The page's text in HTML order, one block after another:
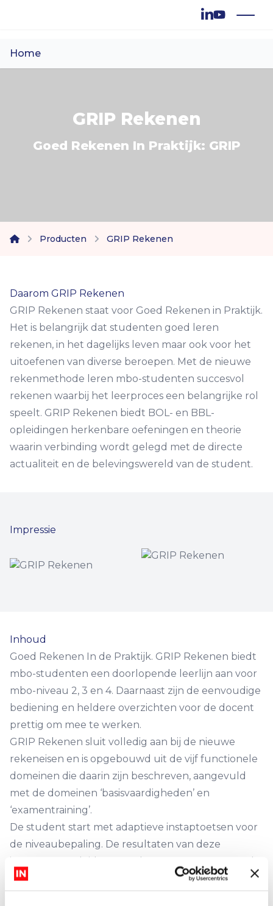
Home
Evenementen
Contact
GRIP Rekenen
Goed Rekenen In Praktijk: GRIP
Producten GRIP Rekenen
Daarom GRIP Rekenen
GRIP Rekenen staat voor Goed Rekenen in Praktijk.
Het is belangrijk dat studenten goed leren
rekenen, in het dagelijks leven maar ook voor het
uitoefenen van diverse beroepen. Met de nieuwe
rekenmethode leren mbo-studenten succesvol
rekenen waarbij het leerproces een belangrijke rol
speelt. GRIP Rekenen biedt BOL- en BBL-
opleidingen herkenbare oefeningen en theorie
waarin verbinding wordt gelegd met de directe
actualiteit en de belevingswereld van de student.
Impressie
Inhoud
Goed Rekenen In de Praktijk. GRIP Rekenen biedt
mbo-studenten een doorlopende leerlijn aan voor
mbo-niveau 2, 3 en 4. Daarnaast zijn de eenvoudige
bediening en heldere overzichten voor de docent
prettig om mee te werken.
GRIP Rekenen sluit volledig aan bij de nieuwe
rekeneisen en is opgebouwd uit de vijf functionele
domeinen die daarin zijn beschreven, aangevuld
met de domeinen ‘basisvaardigheden’ en
‘examentraining’.
De student start met adaptieve instaptoetsen voor
de niveaubepaling. De resultaten van deze
instaptoetsen leiden vervolgens tot een maatwerk-
lespakket. Zo heeft iedere student zijn eigen